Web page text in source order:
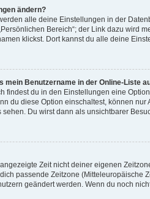
ändern?
alle deine Einstellungen in der
Bereich“; der Link dazu wird
klickst. Dort kannst du alle deine
mein Benutzername in der Online-Liste
findest du in den Einstellungen eine
du diese Option einschaltest, können
Du wirst dann als unsichtbarer
Zeit nicht deiner eigenen
dich passende Zeitzone (Mitteleuropäische
geändert werden. Wenn du noch